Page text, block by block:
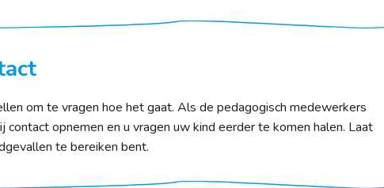
om te vragen hoe het gaat. Als de pedagogisch medewerkers
opnemen en u vragen uw kind eerder te komen halen. Laat
te bereiken bent.